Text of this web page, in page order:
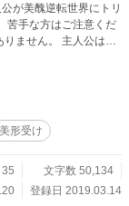
が美醜逆転世界にトリ
苦手な方はご注意くだ
ません。 主人公はガ
います。
美形受け
文字数 50,134
登録日 2019.03.14